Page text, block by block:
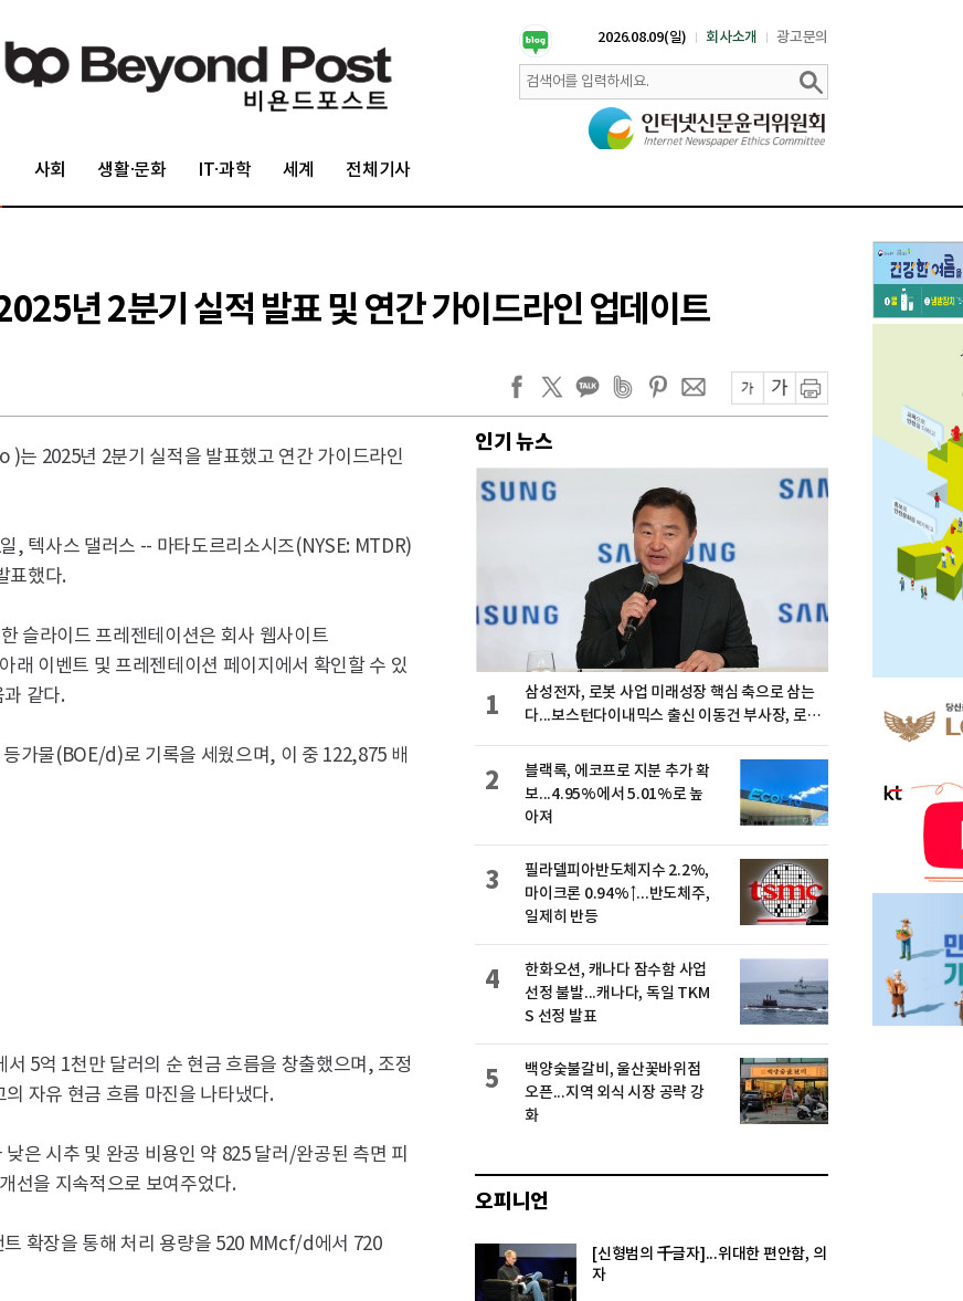
2026.08.09(일) 회사소개 광고문의
사회 생활·문화 IT·과학 세계 전체기사
년 2분기 실적 발표 및 연간 가이드라인 업데이트
2025년 2분기 실적을 발표했고 연간 가이드라인
, 텍사스 댈러스 -- 마타도르리소시즈(NYSE: MTDR)
표했다.
슬라이드 프레젠테이션은 회사 웹사이트
이벤트 및 프레젠테이션 페이지에서 확인할 수 있
같다.
가물(BOE/d)로 기록을 세웠으며, 이 중 122,875 배
5억 1천만 달러의 순 현금 흐름을 창출했으며, 조정
자유 현금 흐름 마진을 나타냈다.
은 시추 및 완공 비용인 약 825 달러/완공된 측면 피
선을 지속적으로 보여주었다.
확장을 통해 처리 용량을 520 MMcf/d에서 720
인기 뉴스
삼성전자, 로봇 사업 미래성장 핵심 축으로 삼는
다...보스턴다이내믹스 출신 이동건 부사장, 로보
1
블랙록, 에코프로 지분 추가 확
보...4.95%에서 5.01%로 높
아져
2
필라델피아반도체지수 2.2%,
마이크론 0.94%↑...반도체주,
일제히 반등
3
한화오션, 캐나다 잠수함 사업
선정 불발...캐나다, 독일 TKM
S 선정 발표
4
백양숯불갈비, 울산꽃바위점
오픈...지역 외식 시장 공략 강
화
5
오피니언
[신형범의 千글자]...위대한 편안함, 의
자